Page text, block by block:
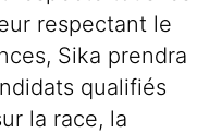
respectant le
Sika prendra
qualifiés
la race, la